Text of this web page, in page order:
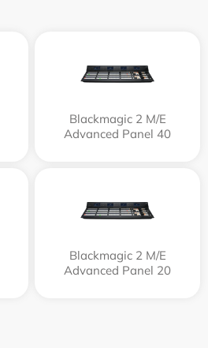
Blackmagic 2 M/E
Advanced Panel 40
Blackmagic 2 M/E
Advanced Panel 20